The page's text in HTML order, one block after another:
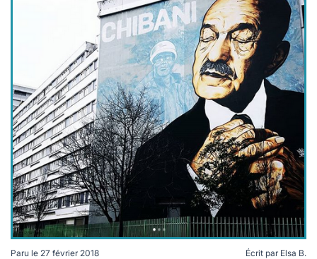
Paru le 27 février 2018
Écrit par Elsa B.